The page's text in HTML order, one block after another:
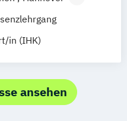
Nürnberg
am Main
Stuttgart
in (IHK)
ansehen